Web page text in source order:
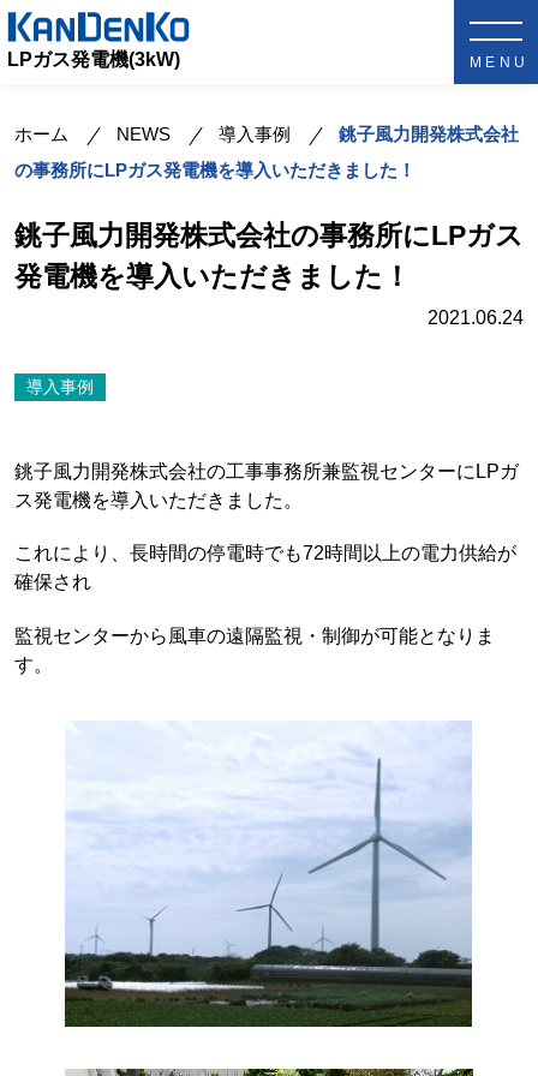
LPガス発電機(3kW)
ホーム NEWS 導入事例
銚子風力開発株式会社
の事務所にLPガス発電機を導入いただきました！
銚子風力開発株式会社の事務所にLPガス
発電機を導入いただきました！
2021.06.24
導入事例
銚子風力開発株式会社の工事事務所兼監視センターにLPガ
ス発電機を導入いただきました。
これにより、長時間の停電時でも72時間以上の電力供給が
確保され
監視センターから風車の遠隔監視・制御が可能となりま
す。